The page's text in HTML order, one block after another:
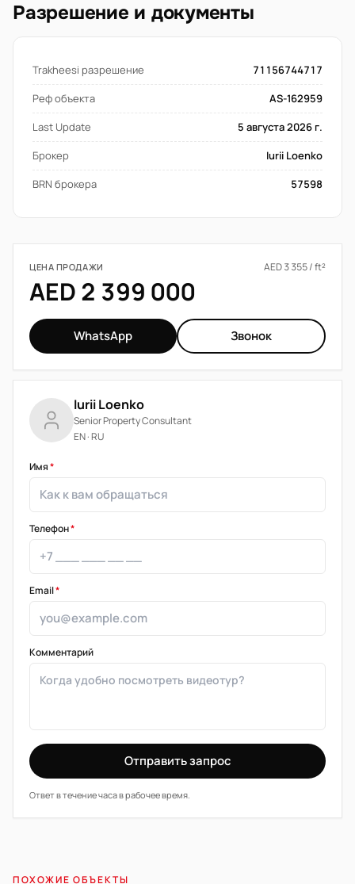
Разрешение и документы
Trakheesi разрешение
71156744717
Реф объекта
AS-162959
Last Update
5 августа 2026 г.
Брокер
Iurii Loenko
BRN брокера
57598
ЦЕНА ПРОДАЖИ AED 3 355 / ft²
AED 2 399 000
WhatsApp Звонок
Iurii Loenko
Senior Property Consultant
EN · RU
Имя*
Телефон*
Email*
Комментарий
Отправить запрос
Ответ в течение часа в рабочее время.
ПОХОЖИЕ ОБЪЕКТЫ